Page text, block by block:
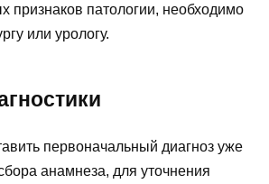
признаков патологии, необходимо
или урологу.
первоначальный диагноз уже
анамнеза, для уточнения